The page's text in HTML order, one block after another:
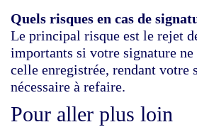
Quels risques en cas de
Le principal risque est le rejet
importants si votre signature ne
celle enregistrée, rendant votre
nécessaire à refaire.
Pour aller plus loin